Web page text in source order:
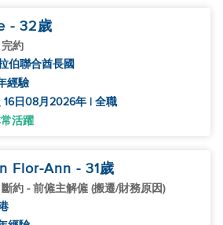
- 32歲
約
伯聯合酋長國
經驗
16日08月2026年 | 全職
活躍
Flor-Ann - 31歲
約 - 前僱主解僱 (搬遷/財務原因)